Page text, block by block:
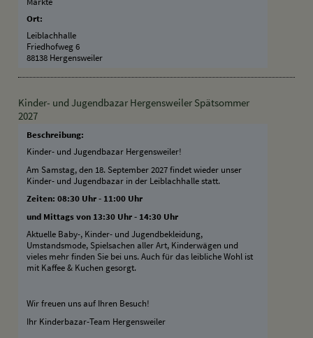
Ort:
Leiblachhalle
Friedhofweg 6
88138 Hergensweiler
Kinder- und Jugendbazar Hergensweiler Spätsommer
2027
Beschreibung:
Kinder- und Jugendbazar Hergensweiler!
Am Samstag, den 18. September 2027 findet wieder unser
Kinder- und Jugendbazar in der Leiblachhalle statt.
Zeiten: 08:30 Uhr - 11:00 Uhr
und Mittags von 13:30 Uhr - 14:30 Uhr
Aktuelle Baby-, Kinder- und Jugendbekleidung,
Umstandsmode, Spielsachen aller Art, Kinderwägen und
vieles mehr finden Sie bei uns. Auch für das leibliche Wohl ist
mit Kaffee & Kuchen gesorgt.
Wir freuen uns auf Ihren Besuch!
Ihr Kinderbazar-Team Hergensweiler